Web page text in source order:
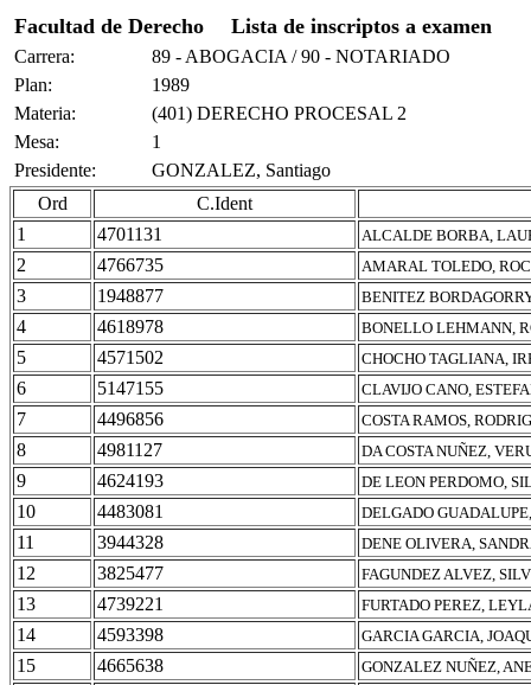
Facultad de Derecho Lista de inscriptos a examen
Carrera:
89 - ABOGACIA / 90 - NOTARIADO
Plan:
1989
Materia:
(401) DERECHO PROCESAL 2
Mesa:
1
Presidente:
GONZALEZ, Santiago
Ord
C.Ident
1
4701131 ALCALDE BORBA,
2 4766735 AMARAL TOLEDO,
3 1948877 BENITEZ
4 4618978 BONELLO LEHMANN,
5 4571502 CHOCHO TAGLIANA,
6 5147155 CLAVIJO CANO,
7 4496856 COSTA RAMOS,
8 4981127 DA COSTA NUÑEZ,
9 4624193 DE LEON PERDOMO,
10 4483081 DELGADO
11 3944328 DENE OLIVERA,
12 3825477 FAGUNDEZ ALVEZ,
13 4739221 FURTADO PEREZ,
14 4593398 GARCIA GARCIA,
15 4665638 GONZALEZ NUÑEZ,